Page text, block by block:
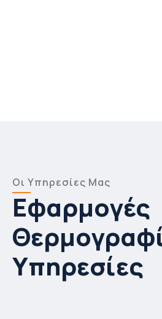
Οι Υπηρεσίες Μας
Εφαρμογές
Υπηρεσίες